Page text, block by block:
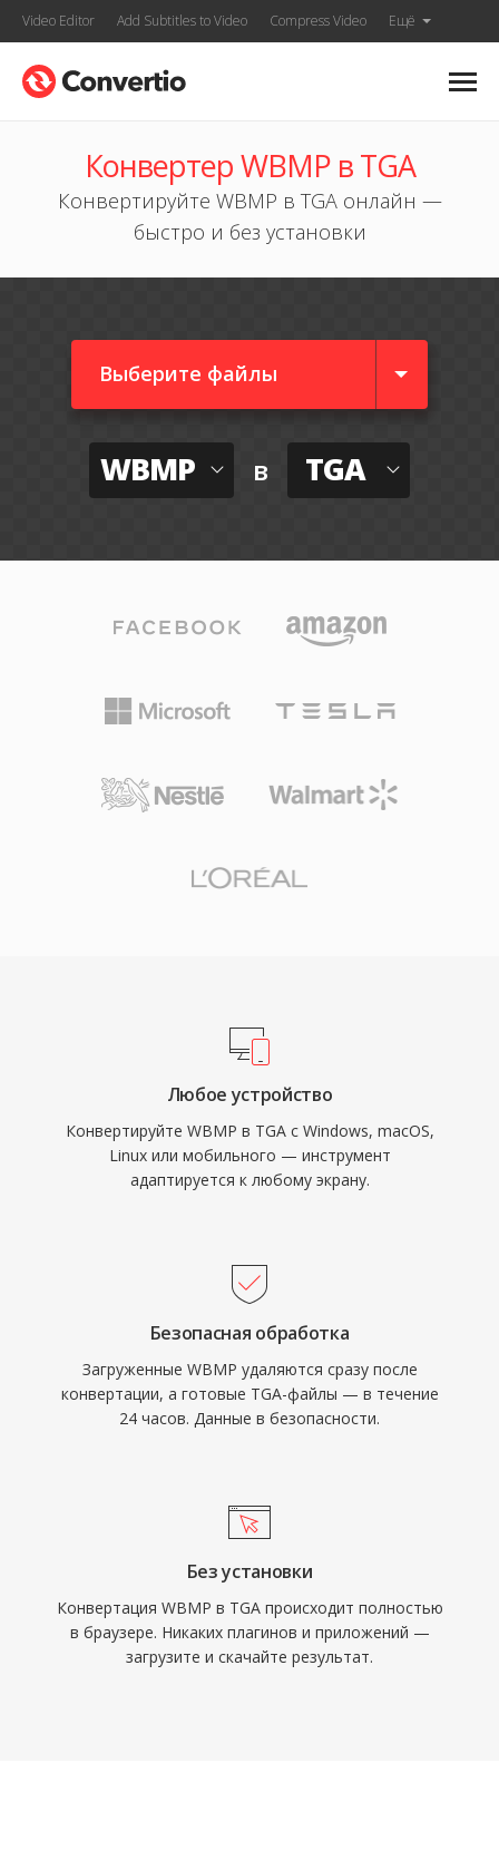
Video Editor Add Subtitles to Video Compress Video Ещё
Конвертер WBMP в TGA
Конвертируйте WBMP в TGA онлайн —
быстро и без установки
Выберите файлы
WBMP в TGA
Любое устройство
Конвертируйте WBMP в TGA с Windows, macOS,
Linux или мобильного — инструмент
адаптируется к любому экрану.
Безопасная обработка
Загруженные WBMP удаляются сразу после
конвертации, а готовые TGA-файлы — в течение
24 часов. Данные в безопасности.
Без установки
Конвертация WBMP в TGA происходит полностью
в браузере. Никаких плагинов и приложений —
загрузите и скачайте результат.